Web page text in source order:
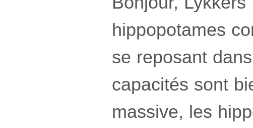
hippopotames
se reposant
capacités sont
massive, les